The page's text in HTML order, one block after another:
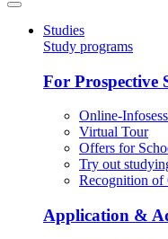
Studies
Study programs
For Prospective
Online-
Virtual Tour
Offers for
Try out
Recognition of
Application &